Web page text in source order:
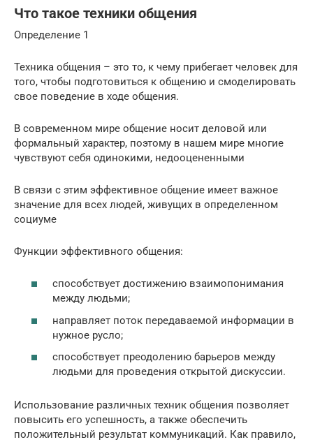
Что такое техники общения
Определение 1
Техника общения – это то, к чему прибегает человек для
того, чтобы подготовиться к общению и смоделировать
свое поведение в ходе общения.
В современном мире общение носит деловой или
формальный характер, поэтому в нашем мире многие
чувствуют себя одинокими, недооцененными
В связи с этим эффективное общение имеет важное
значение для всех людей, живущих в определенном
социуме
Функции эффективного общения:
способствует достижению взаимопонимания
между людьми;
направляет поток передаваемой информации в
нужное русло;
способствует преодолению барьеров между
людьми для проведения открытой дискуссии.
Использование различных техник общения позволяет
повысить его успешность, а также обеспечить
положительный результат коммуникаций. Как правило,